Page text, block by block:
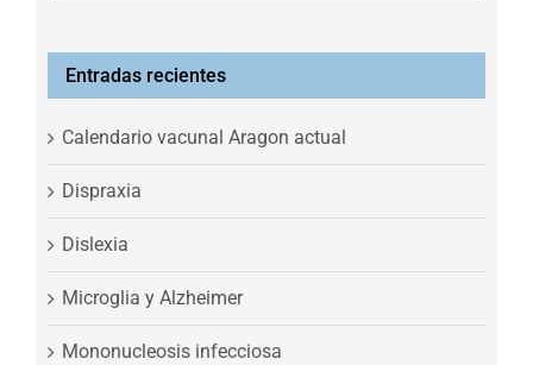
Entradas recientes
Calendario vacunal Aragon actual
Dispraxia
Dislexia
Microglia y Alzheimer
Mononucleosis infecciosa